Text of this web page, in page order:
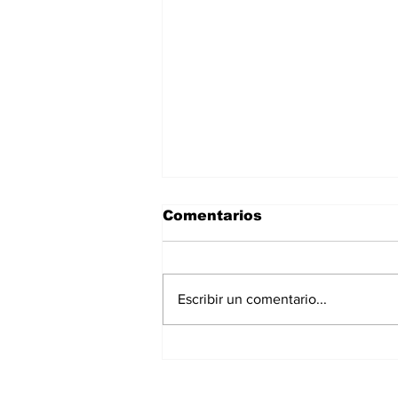
Comentarios
Escribir un comentario...